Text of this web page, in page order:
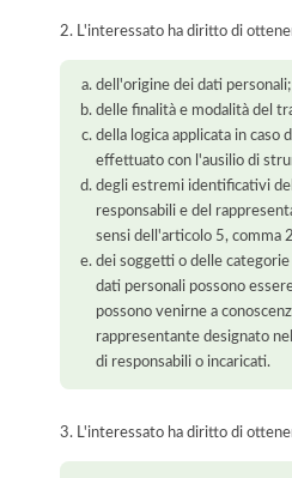
2. L'interessato ha diritto di
dell'origine dei dati personali;
delle finalità e modalità del
della logica applicata in caso
effettuato con l'ausilio di
degli estremi identificativi
responsabili e del
sensi dell'articolo 5, comma
dei soggetti o delle
dati personali possono
possono venirne a
rappresentante designato
di responsabili o incaricati.
3. L'interessato ha diritto di